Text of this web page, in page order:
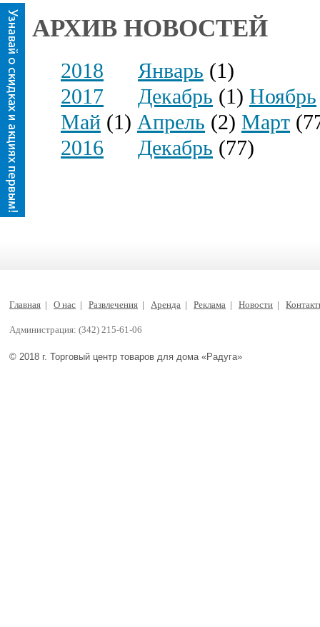
АРХИВ НОВОСТЕЙ
2018 Январь (1)
2017
Декабрь (1) Ноябрь
Май (1) Апрель (2) Март
2016
Декабрь (77)
Администрация: (342) 215-61-06
© 2018 г. Торговый центр товаров для дома «Радуга»
Главная | О нас | Развлечения | Аренда | Реклама | Новости |